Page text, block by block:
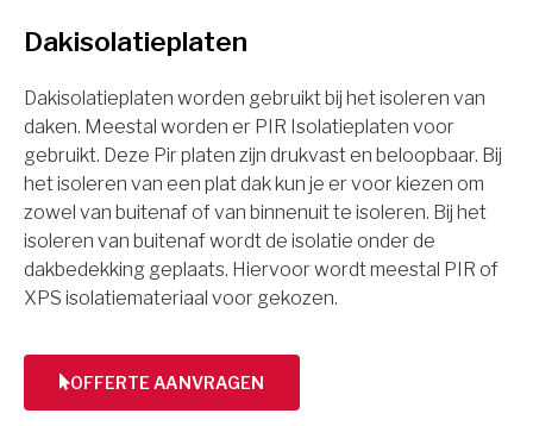
Dakisolatieplaten
Dakisolatieplaten worden gebruikt bij het isoleren van
daken. Meestal worden er PIR Isolatieplaten voor
gebruikt. Deze Pir platen zijn drukvast en beloopbaar. Bij
het isoleren van een plat dak kun je er voor kiezen om
zowel van buitenaf of van binnenuit te isoleren. Bij het
isoleren van buitenaf wordt de isolatie onder de
dakbedekking geplaats. Hiervoor wordt meestal PIR of
XPS isolatiemateriaal voor gekozen.
OFFERTE AANVRAGEN